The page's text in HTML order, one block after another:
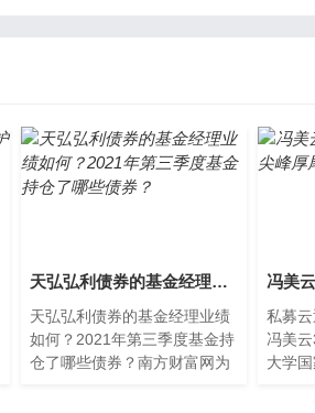
天弘弘利债券的基金经理业绩如何？2021年第三季度基金持仓了哪些债券？
天弘弘利债券的基金经理业绩
如何？2021年第三季度基金持
仓了哪些债券？南方财富网为
私募
冯美
大学